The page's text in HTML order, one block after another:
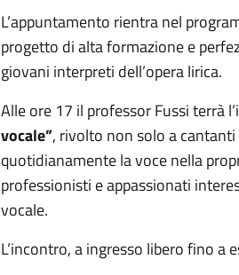
L’appuntamento rientra nel
progetto di alta formazione e
giovani interpreti dell’opera lirica.
Alle ore 17 il professor Fussi terrà
vocale”, rivolto non solo a
quotidianamente la voce nella
professionisti e appassionati
vocale.
L’incontro, a ingresso libero fino a